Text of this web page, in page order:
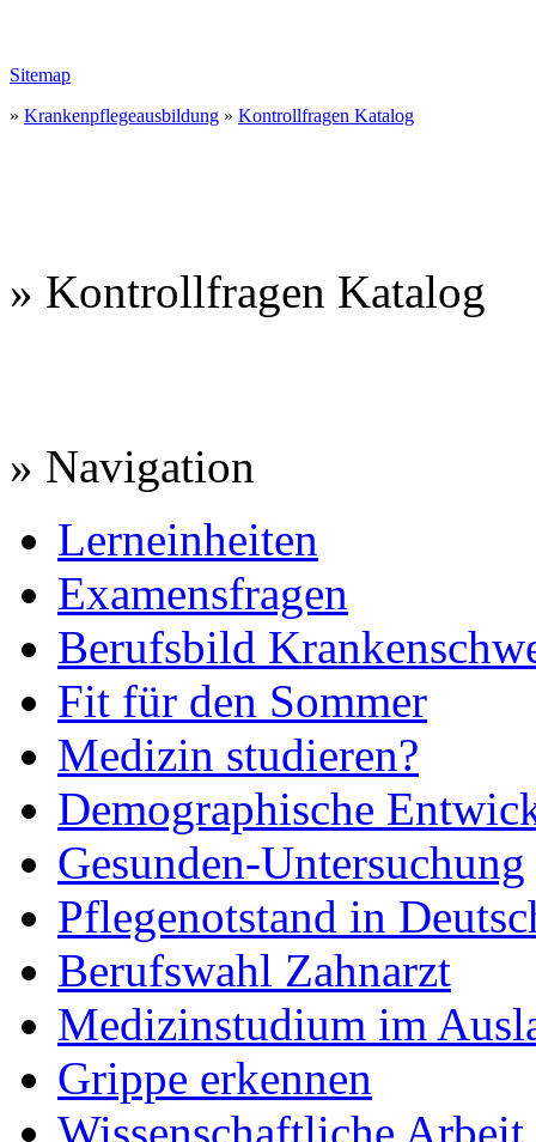
Sitemap
» Krankenpflegeausbildung » Kontrollfragen Katalog
» Kontrollfragen Katalog
» Navigation
Lerneinheiten
Examensfragen
Berufsbild
Fit für den Sommer
Medizin studieren?
Demographische
Gesunden-Untersuchung
Pflegenotstand in
Berufswahl Zahnarzt
Medizinstudium im
Grippe erkennen